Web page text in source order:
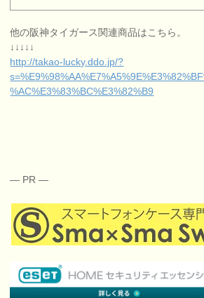
他の阪神タイガース関連商品はこちら。
↓↓↓↓↓
http://takao-lucky.ddo.jp/?
%AC%E3%83%BC%E3%82%B9
— PR —